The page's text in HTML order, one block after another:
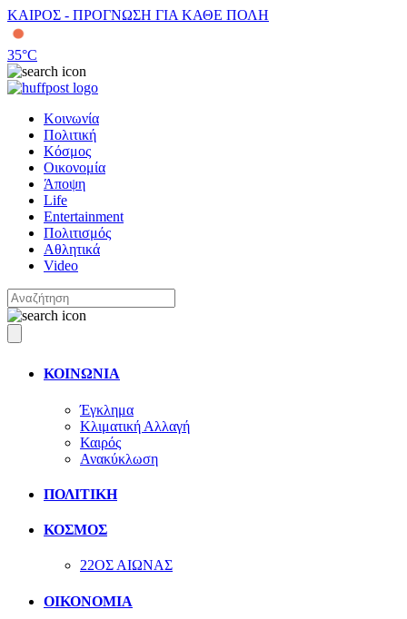
ΚΑΙΡΟΣ - ΠΡΟΓΝΩΣΗ ΓΙΑ ΚΑΘΕ ΠΟΛΗ
35°C
Κοινωνία
Πολιτική
Κόσμος
Οικονομία
Άποψη
Life
Entertainment
Πολιτισμός
Αθλητικά
Video
ΚΟΙΝΩΝΙΑ
Έγκλημα
Κλιματική Αλλαγή
Καιρός
Ανακύκλωση
ΠΟΛΙΤΙΚΗ
ΚΟΣΜΟΣ
22ΟΣ ΑΙΩΝΑΣ
ΟΙΚΟΝΟΜΙΑ